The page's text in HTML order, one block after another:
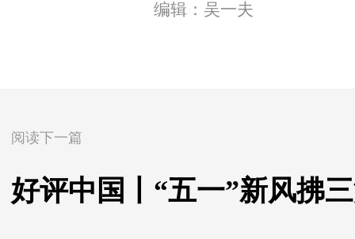
编辑：吴一夫
阅读下一篇
好评中国丨“五一”新风拂